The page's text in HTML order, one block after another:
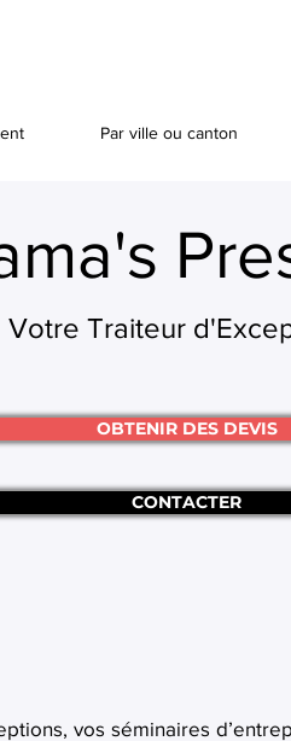
Par ville ou canton
Votre Traiteur
OBTENIR DES DEVIS
CONTACTER
vos séminaires